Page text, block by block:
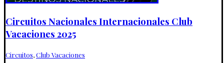
Circuitos Nacionales Internacionales Club
Vacaciones 2025
Circuitos,Club Vacaciones